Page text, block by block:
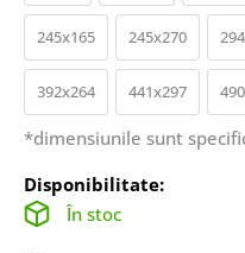
245x165 245x270
392x264 441x297
*dimensiunile sunt
Disponibilitate:
În stoc